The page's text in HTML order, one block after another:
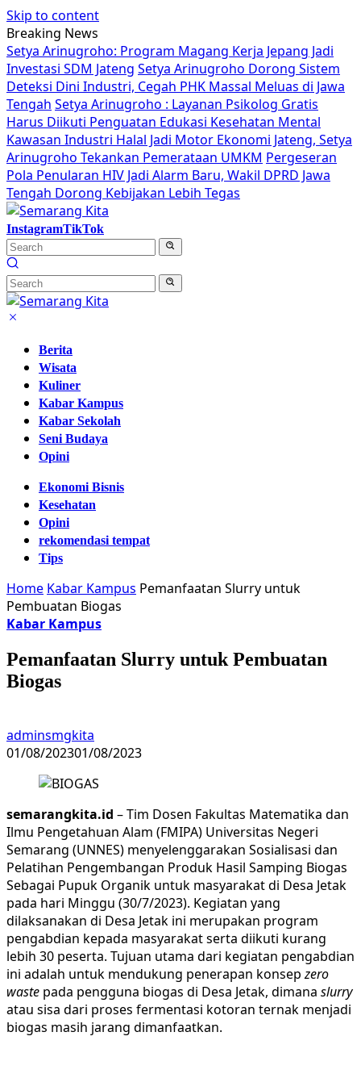
Skip to content
Breaking News
Setya Arinugroho: Program Magang Kerja Jepang Jadi
Investasi SDM Jateng Setya Arinugroho Dorong Sistem
Deteksi Dini Industri, Cegah PHK Massal Meluas di Jawa
Tengah Setya Arinugroho : Layanan Psikolog Gratis
Harus Diikuti Penguatan Edukasi Kesehatan Mental
Kawasan Industri Halal Jadi Motor Ekonomi Jateng, Setya
Arinugroho Tekankan Pemerataan UMKM Pergeseran
Pola Penularan HIV Jadi Alarm Baru, Wakil DPRD Jawa
Tengah Dorong Kebijakan Lebih Tegas
InstagramTikTok
Berita
Wisata
Kuliner
Kabar Kampus
Kabar Sekolah
Seni Budaya
Opini
Ekonomi Bisnis
Kesehatan
Opini
rekomendasi tempat
Tips
Home Kabar Kampus Pemanfaatan Slurry untuk
Pembuatan Biogas
Kabar Kampus
Pemanfaatan Slurry untuk Pembuatan
Biogas
adminsmgkita
01/08/202301/08/2023
semarangkita.id – Tim Dosen Fakultas Matematika dan
Ilmu Pengetahuan Alam (FMIPA) Universitas Negeri
Semarang (UNNES) menyelenggarakan Sosialisasi dan
Pelatihan Pengembangan Produk Hasil Samping Biogas
Sebagai Pupuk Organik untuk masyarakat di Desa Jetak
pada hari Minggu (30/7/2023). Kegiatan yang
dilaksanakan di Desa Jetak ini merupakan program
pengabdian kepada masyarakat serta diikuti kurang
lebih 30 peserta. Tujuan utama dari kegiatan pengabdian
ini adalah untuk mendukung penerapan konsepzero
waste pada pengguna biogas di Desa Jetak, dimana slurry
atau sisa dari proses fermentasi kotoran ternak menjadi
biogas masih jarang dimanfaatkan.